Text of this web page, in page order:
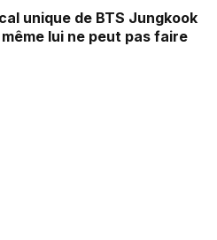
unique de BTS Jungkook
lui ne peut pas faire